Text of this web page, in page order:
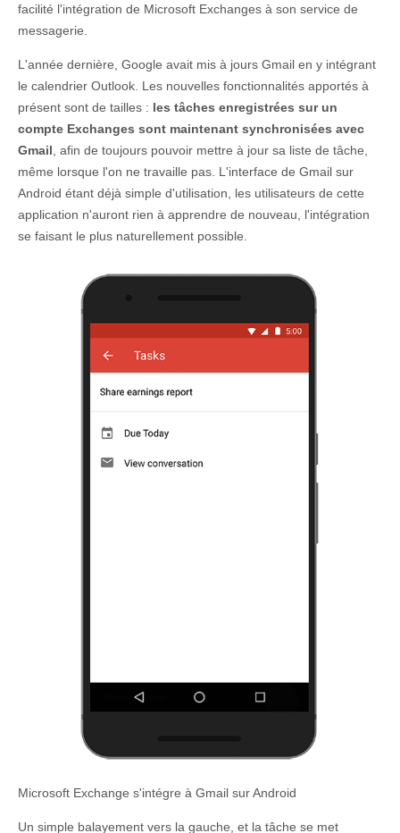
facilité l'intégration de Microsoft Exchanges à son service de
messagerie.
L'année dernière, Google avait mis à jours Gmail en y intégrant
le calendrier Outlook. Les nouvelles fonctionnalités apportés à
présent sont de tailles : les tâches enregistrées sur un
compte Exchanges sont maintenant synchronisées avec
Gmail , afin de toujours pouvoir mettre à jour sa liste de tâche,
même lorsque l'on ne travaille pas. L'interface de Gmail sur
Android étant déjà simple d'utilisation, les utilisateurs de cette
application n'auront rien à apprendre de nouveau, l'intégration
se faisant le plus naturellement possible.
Microsoft Exchange s'intégre à Gmail sur Android
Un simple balayement vers la gauche, et la tâche se met